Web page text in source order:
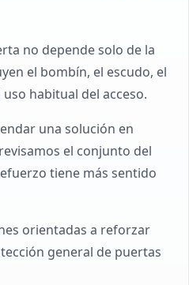
no depende solo de la
el bombín, el escudo, el
habitual del acceso.
una solución en
el conjunto del
tiene más sentido
orientadas a reforzar
general de puertas